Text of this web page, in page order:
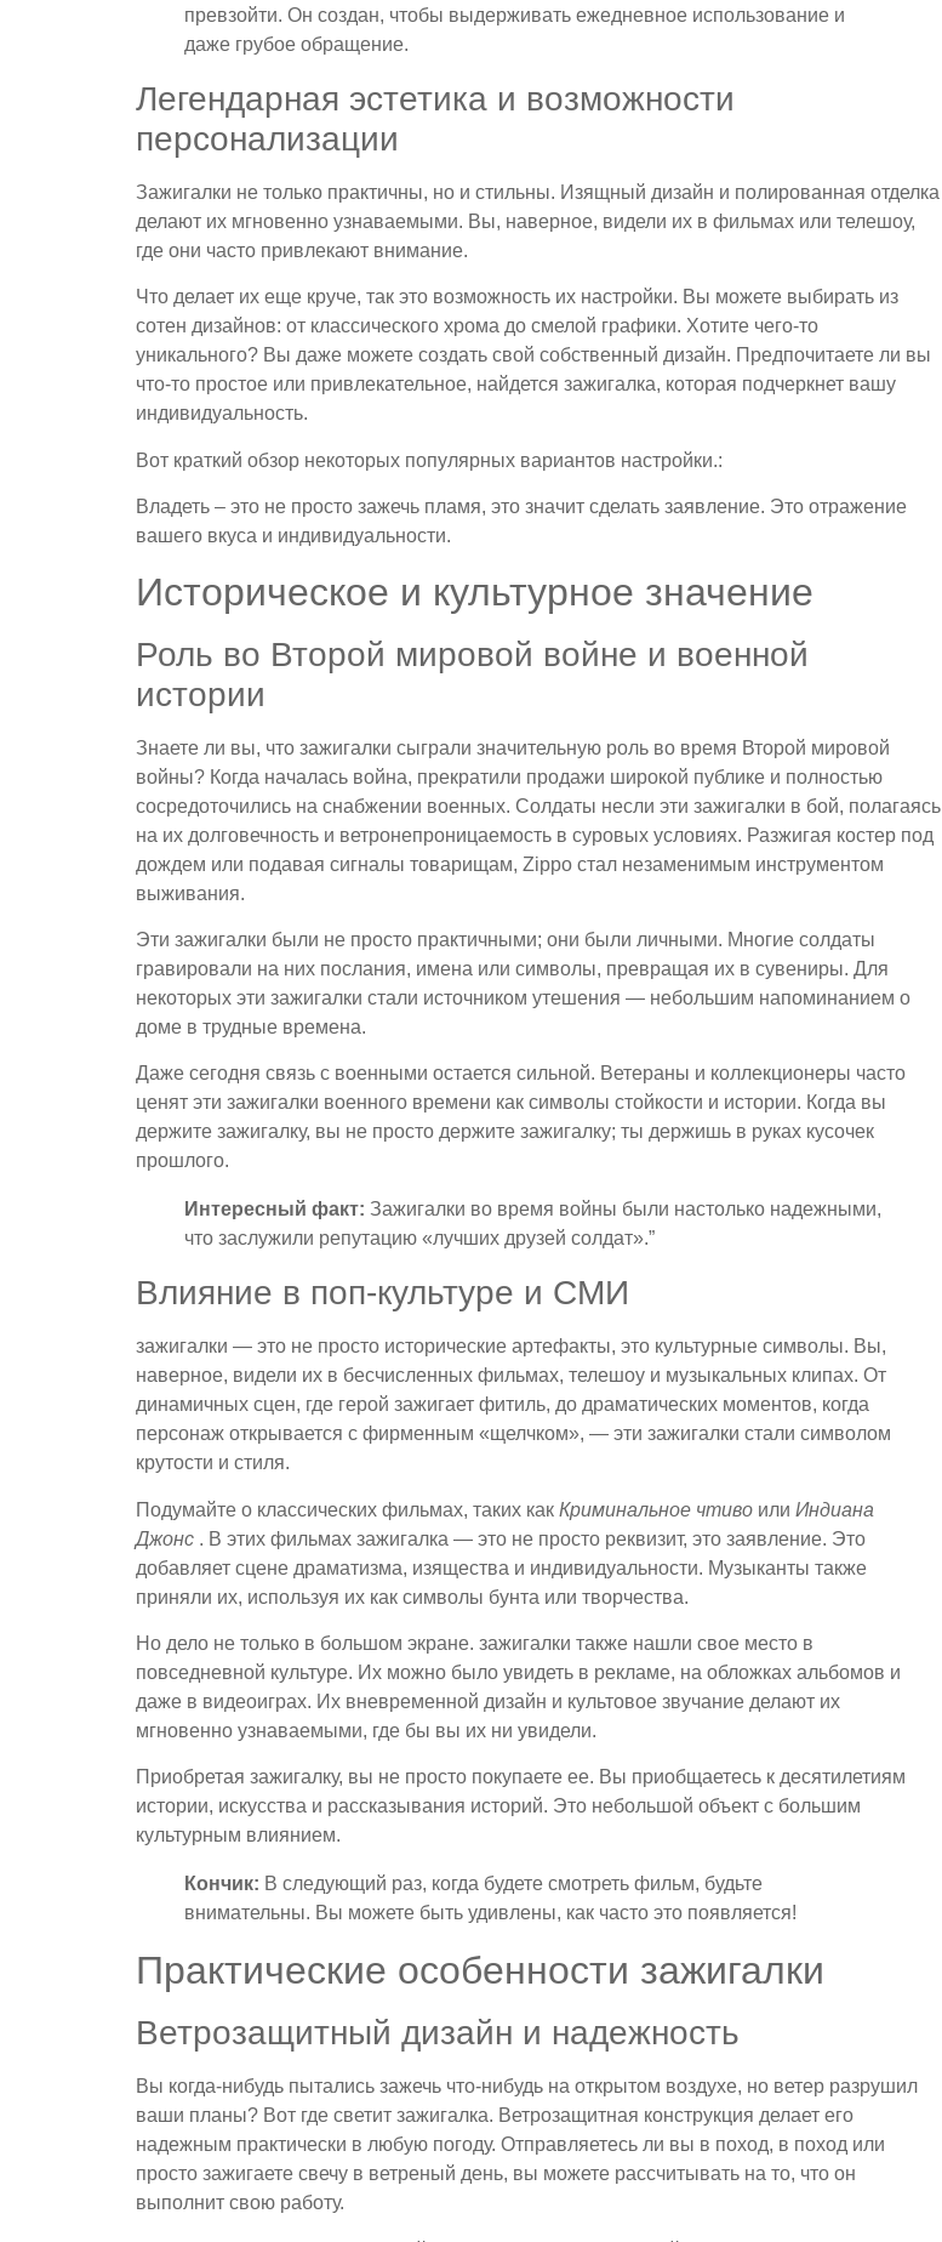
превзойти. Он создан, чтобы выдерживать ежедневное использование и
даже грубое обращение.
Легендарная эстетика и возможности
персонализации
Зажигалки не только практичны, но и стильны. Изящный дизайн и полированная отделка
делают их мгновенно узнаваемыми. Вы, наверное, видели их в фильмах или телешоу,
где они часто привлекают внимание.
Что делает их еще круче, так это возможность их настройки. Вы можете выбирать из
сотен дизайнов: от классического хрома до смелой графики. Хотите чего-то
уникального? Вы даже можете создать свой собственный дизайн. Предпочитаете ли вы
что-то простое или привлекательное, найдется зажигалка, которая подчеркнет вашу
индивидуальность.
Вот краткий обзор некоторых популярных вариантов настройки.:
Владеть – это не просто зажечь пламя, это значит сделать заявление. Это отражение
вашего вкуса и индивидуальности.
Историческое и культурное значение
Роль во Второй мировой войне и военной
истории
Знаете ли вы, что зажигалки сыграли значительную роль во время Второй мировой
войны? Когда началась война, прекратили продажи широкой публике и полностью
сосредоточились на снабжении военных. Солдаты несли эти зажигалки в бой, полагаясь
на их долговечность и ветронепроницаемость в суровых условиях. Разжигая костер под
дождем или подавая сигналы товарищам, Zippo стал незаменимым инструментом
выживания.
Эти зажигалки были не просто практичными; они были личными. Многие солдаты
гравировали на них послания, имена или символы, превращая их в сувениры. Для
некоторых эти зажигалки стали источником утешения — небольшим напоминанием о
доме в трудные времена.
Даже сегодня связь с военными остается сильной. Ветераны и коллекционеры часто
ценят эти зажигалки военного времени как символы стойкости и истории. Когда вы
держите зажигалку, вы не просто держите зажигалку; ты держишь в руках кусочек
прошлого.
Интересный факт: Зажигалки во время войны были настолько надежными,
что заслужили репутацию «лучших друзей солдат».”
Влияние в поп-культуре и СМИ
зажигалки — это не просто исторические артефакты, это культурные символы. Вы,
наверное, видели их в бесчисленных фильмах, телешоу и музыкальных клипах. От
динамичных сцен, где герой зажигает фитиль, до драматических моментов, когда
персонаж открывается с фирменным «щелчком», — эти зажигалки стали символом
крутости и стиля.
Подумайте о классических фильмах, таких как Криминальное чтиво или Индиана
Джонс . В этих фильмах зажигалка — это не просто реквизит, это заявление. Это
добавляет сцене драматизма, изящества и индивидуальности. Музыканты также
приняли их, используя их как символы бунта или творчества.
Но дело не только в большом экране. зажигалки также нашли свое место в
повседневной культуре. Их можно было увидеть в рекламе, на обложках альбомов и
даже в видеоиграх. Их вневременной дизайн и культовое звучание делают их
мгновенно узнаваемыми, где бы вы их ни увидели.
Приобретая зажигалку, вы не просто покупаете ее. Вы приобщаетесь к десятилетиям
истории, искусства и рассказывания историй. Это небольшой объект с большим
культурным влиянием.
Кончик: В следующий раз, когда будете смотреть фильм, будьте
внимательны. Вы можете быть удивлены, как часто это появляется!
Практические особенности зажигалки
Ветрозащитный дизайн и надежность
Вы когда-нибудь пытались зажечь что-нибудь на открытом воздухе, но ветер разрушил
ваши планы? Вот где светит зажигалка. Ветрозащитная конструкция делает его
надежным практически в любую погоду. Отправляетесь ли вы в поход, в поход или
просто зажигаете свечу в ветреный день, вы можете рассчитывать на то, что он
выполнит свою работу.